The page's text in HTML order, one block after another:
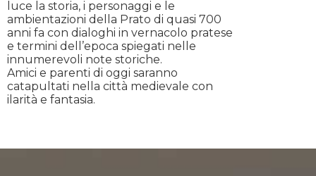
luce la storia, i personaggi e le
ambientazioni della Prato di quasi 700
anni fa con dialoghi in vernacolo pratese
e termini dell’epoca spiegati nelle
innumerevoli note storiche.
Amici e parenti di oggi saranno
catapultati nella città medievale con
ilarità e fantasia.